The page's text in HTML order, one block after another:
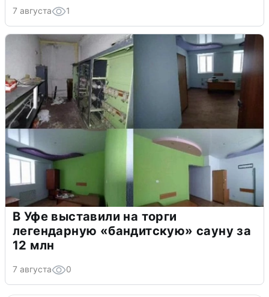
7 августа 1
В Уфе выставили на торги
легендарную «бандитскую» сауну за
12 млн
7 августа 0